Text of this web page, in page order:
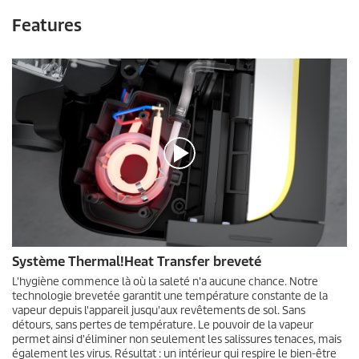
Features
s
e
c
o
n
d
e
s
Système Thermal!Heat Transfer breveté
L'hygiène commence là où la saleté n'a aucune chance. Notre
technologie brevetée garantit une température constante de la
vapeur depuis l'appareil jusqu'aux revêtements de sol. Sans
détours, sans pertes de température. Le pouvoir de la vapeur
permet ainsi d'éliminer non seulement les salissures tenaces, mais
également les virus. Résultat : un intérieur qui respire le bien-être